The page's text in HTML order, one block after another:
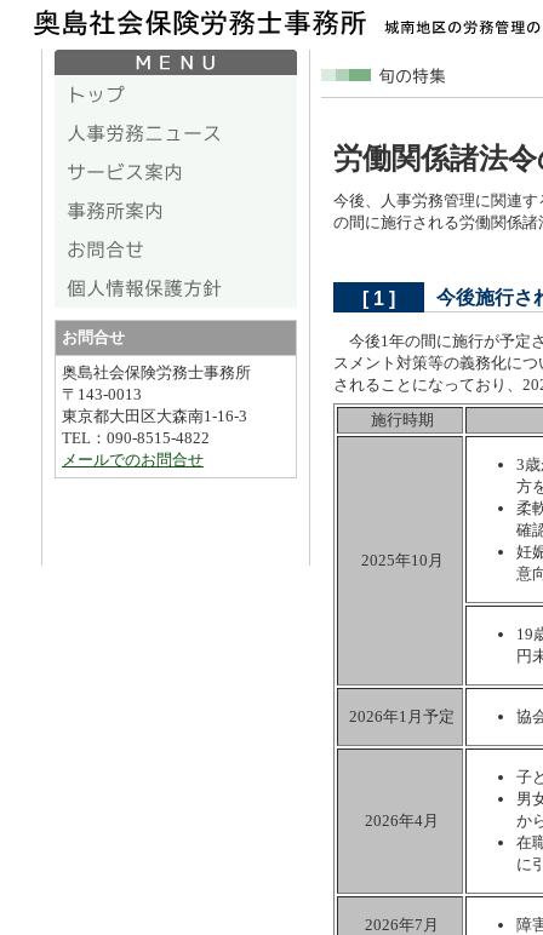
労働関係諸法
今後、人事労務管理に関連
の間に施行される労働関係
[ 1 ] 今後施行さ
今後1年の間に施行が予定
スメント対策等の義務化に
されることになっており、
施行時期
2025年10月
3
方
柔
確
妊
意
19
円
2026年1月予定 協
2026年4月
子
男
か
在
に
2026年7月 障
お問合せ
奥島社会保険労務士事務所
〒143-0013
東京都大田区大森南1-16-3
TEL：090-8515-4822
メールでのお問合せ